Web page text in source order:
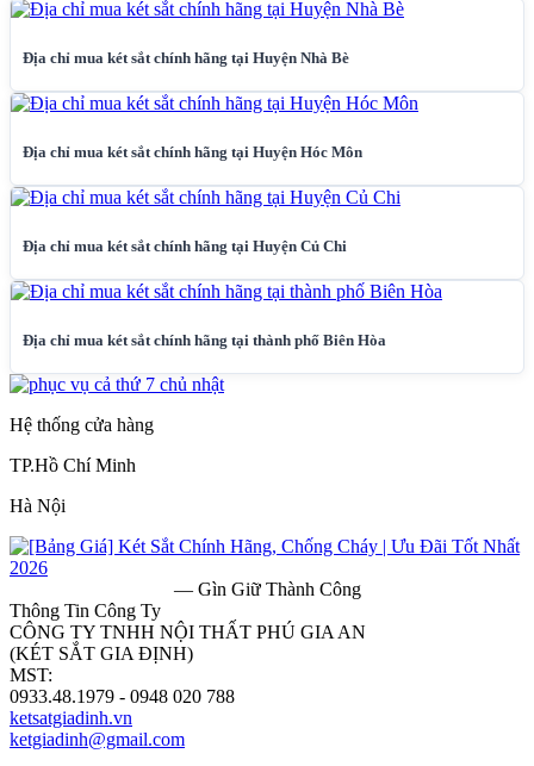
Địa chỉ mua két sắt chính hãng tại Huyện Nhà Bè
Địa chỉ mua két sắt chính hãng tại Huyện Hóc Môn
Địa chỉ mua két sắt chính hãng tại Huyện Củ Chi
Địa chỉ mua két sắt chính hãng tại thành phố Biên Hòa
Hệ thống cửa hàng
TP.Hồ Chí Minh
Hà Nội
— Gìn Giữ Thành Công
Thông Tin Công Ty
CÔNG TY TNHH NỘI THẤT PHÚ GIA AN
(KÉT SẮT GIA ĐỊNH)
MST:
0933.48.1979 - 0948 020 788
ketsatgiadinh.vn
ketgiadinh@gmail.com